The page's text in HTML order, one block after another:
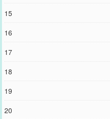
15
16
17
18
19
20